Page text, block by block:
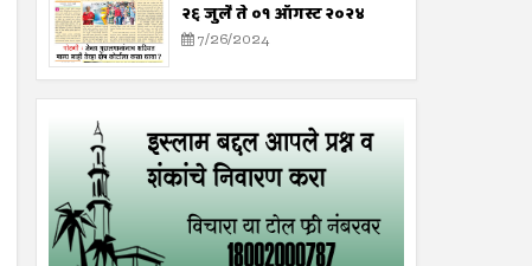
२६ जुलै ते ०१ ऑगस्ट २०२४
7/26/2024